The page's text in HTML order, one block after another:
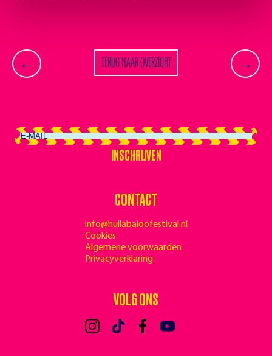
← TERUG NAAR OVERZICHT →
CONTACT
info@hullabaloofestival.nl
Cookies
Algemene voorwaarden
Privacyverklaring
INSCHRIJVEN
INSCHRIJVEN
VOLG ONS